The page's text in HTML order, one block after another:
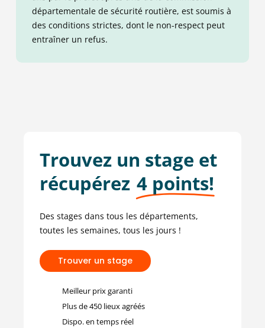
départementale de sécurité routière, est soumis à
des conditions strictes, dont le non-respect peut
entraîner un refus.
Trouvez un stage et
récupérez 4 points!
Des stages dans tous les départements,
toutes les semaines, tous les jours !
Trouver un stage
Meilleur prix garanti
Plus de 450 lieux agréés
Dispo. en temps réel